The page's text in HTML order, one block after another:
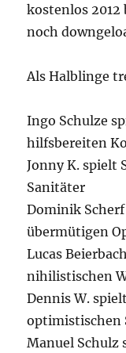
kostenlos 2012
noch
Als Halblinge
Ingo Schulze
hilfsbereiten
Jonny K. spielt
Sanitäter
Dominik
übermütigen
Lucas
nihilistischen
Dennis W.
optimistischen
Manuel Schulz